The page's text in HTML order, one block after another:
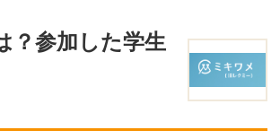
？参加した学生